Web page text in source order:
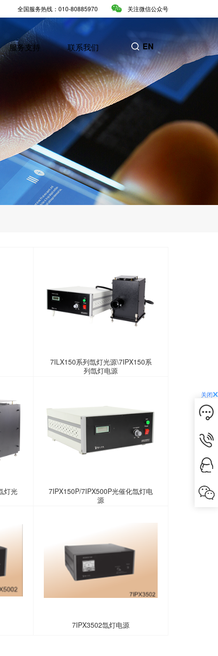
全国服务热线：010-80885970 关注微信公众号
服务支持 联系我们 EN
7ILX150系列氙灯光源\7IPX150系
列氙灯电源
灯光
7IPX150P/7IPX500P光催化氙灯电
源
7IPX3502氙灯电源
关闭